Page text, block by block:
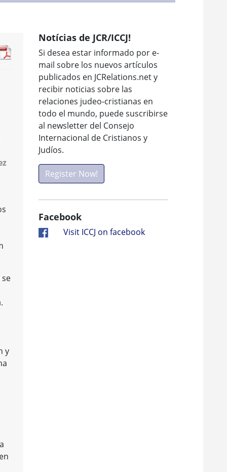
Notícias de JCR/ICCJ!
Si desea estar informado por e-
mail sobre los nuevos artículos
publicados en JCRelations.net y
recibir noticias sobre las
relaciones judeo-cristianas en
todo el mundo, puede suscribirse
al newsletter del Consejo
Internacional de Cristianos y
Judíos.
Register Now!
Facebook
Visit ICCJ on facebook
y